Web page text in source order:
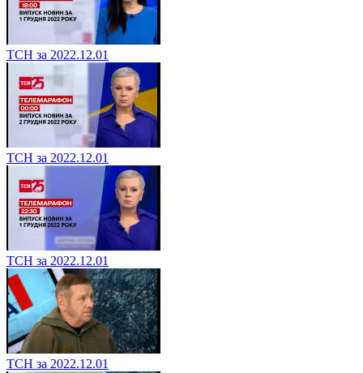
ТСН за 2022.12.01
ТСН за 2022.12.01
ТСН за 2022.12.01
ТСН за 2022.12.01